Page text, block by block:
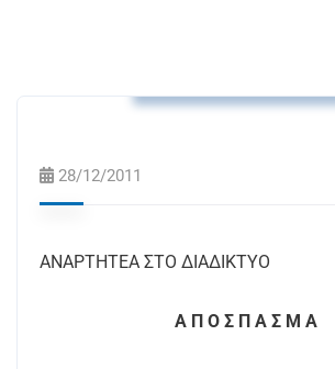
28/12/2011
ΑΝΑΡΤΗΤΕΑ ΣΤΟ ΔΙΑΔΙΚΤΥΟ
A Π Ο Σ Π Α Σ Μ Α